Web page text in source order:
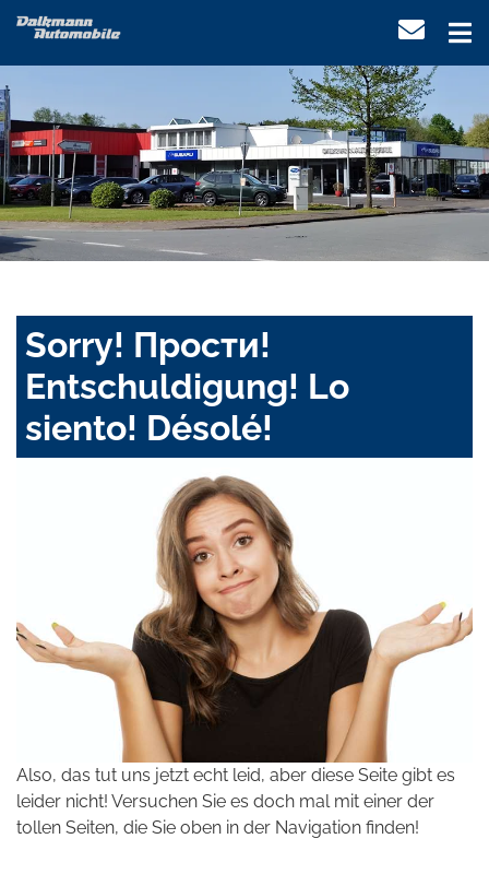
Sorry! Прости!
Entschuldigung! Lo
siento! Désolé!
Also, das tut uns jetzt echt leid, aber diese Seite gibt es
leider nicht! Versuchen Sie es doch mal mit einer der
tollen Seiten, die Sie oben in der Navigation finden!